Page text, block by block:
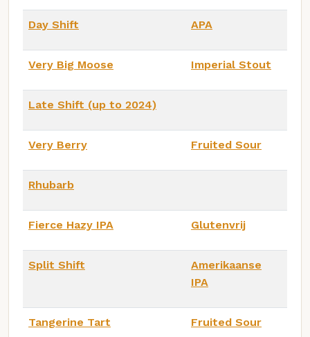
Day Shift APA
Very Big Moose Imperial Stout
Late Shift (up to 2024)
Very Berry Fruited Sour
Rhubarb
Fierce Hazy IPA Glutenvrij
Split Shift
Amerikaanse
IPA
Tangerine Tart Fruited Sour